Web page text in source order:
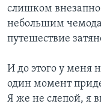
слишком
небольшим
путешествие
И до этого у меня
один момент
Я же не слепой, я